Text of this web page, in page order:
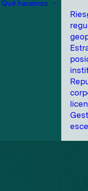
Qué hacemos